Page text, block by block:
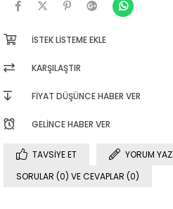
İSTEK LISTEME EKLE
KARŞILAŞTIR
FIYAT DÜŞÜNCE HABER VER
GELINCE HABER VER
TAVSIYE ET
YORUM YAZ
SORULAR (0) VE CEVAPLAR (0)